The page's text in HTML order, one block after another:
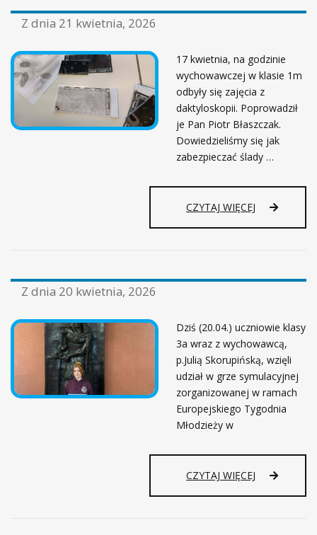
Z dnia 21 kwietnia, 2026
17 kwietnia, na godzinie
wychowawczej w klasie 1m
odbyły się zajęcia z
daktyloskopii. Poprowadził
je Pan Piotr Błaszczak.
Dowiedzieliśmy się jak
zabezpieczać ślady …
CZYTAJ WIĘCEJ
Z dnia 20 kwietnia, 2026
Dziś (20.04.) uczniowie klasy
3a wraz z wychowawcą,
p.Julią Skorupińską, wzięli
udział w grze symulacyjnej
zorganizowanej w ramach
Europejskiego Tygodnia
Młodzieży w
CZYTAJ WIĘCEJ